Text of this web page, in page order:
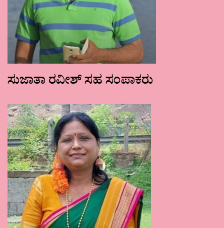
ಸುಜಾತಾ ರವೀಶ್ ಸಹ ಸಂಪಾಕರು